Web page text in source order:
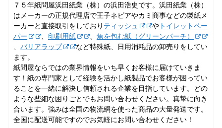
７５年紙問屋浜田紙業（株）の浜田浩史です。浜田紙業（株）
はメーカーの正規代理店で王子ネピアやカミ商事などの製紙メ
ーカーと直接取引をしており ティッシュ や トイレットペー
パー
印刷用紙
魚を包む紙（グリーンパーチ）
バリアラップ
など特殊紙、日用消耗品の卸売りをしてい
ます。
紙問屋ならではの業界情報をいち早くお客様に届けていきま
す！紙の専門家として経験を活かし紙製品でお客様が困ってい
ることを一緒に解決し信頼される企業を目指しています。どの
ような些細な困りごとでもお問い合わせください。真摯に向き
合います。強みは全国の物流網を使った商品の大量発送です。
全国に配送可能ですのでお気軽にお問い合わせください！